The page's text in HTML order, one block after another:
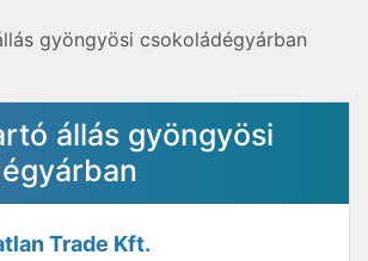
gyöngyösi csokoládégyárban
állás gyöngyösi
Trade Kft.